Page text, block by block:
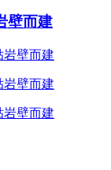
壁而建